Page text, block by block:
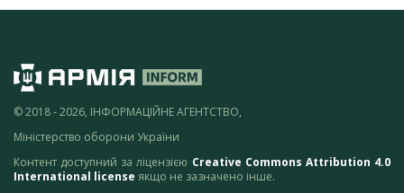
© 2018 - 2026, ІНФОРМАЦІЙНЕ АГЕНТСТВО,
Міністерство оборони України
Контент доступний за ліцензією Creative Commons Attribution 4.0
International license якщо не зазначено інше.